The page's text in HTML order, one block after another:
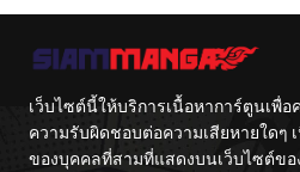
เว็บไซต์นี้ให้บริการเนื้อหาการ์ตูนเพื่
ความรับผิดชอบต่อความเสียหายใดๆ
ของบุคคลที่สามที่แสดงบนเว็บไซต์ขอ